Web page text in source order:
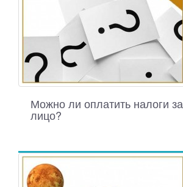
Можно ли оплатить налоги
лицо?